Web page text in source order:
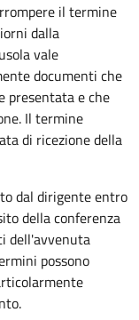
il termine
dalla
vale
documenti che
presentata e che
Il termine
di ricezione della
dal dirigente entro
della conferenza
dell'avvenuta
possono